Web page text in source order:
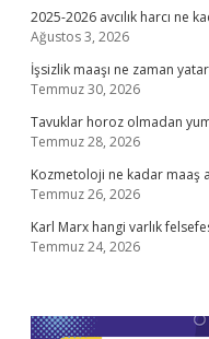
2025-2026 avcılık harcı ne
Ağustos 3, 2026
İşsizlik maaşı ne zaman
Temmuz 30, 2026
Tavuklar horoz olmadan
Temmuz 28, 2026
Kozmetoloji ne kadar maaş
Temmuz 26, 2026
Karl Marx hangi varlık
Temmuz 24, 2026